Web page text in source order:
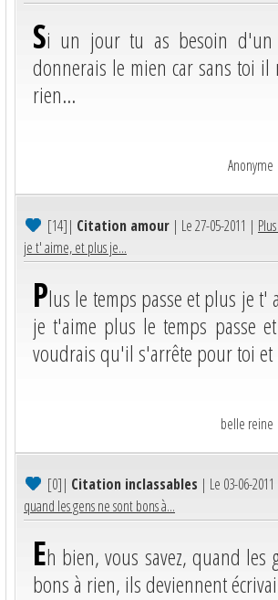
Si un jour tu as besoin d'un
donnerais le mien car sans toi il
rien...
Anonyme
[14]| Citation amour | Le 27-05-2011 |
je t' aime, et plus je...
Plus le temps passe et plus je t'
je t'aime plus le temps passe
voudrais qu'il s'arrête pour toi et
belle reine
[0]| Citation inclassables | Le 03-06-
quand les gens ne sont bons à...
Eh bien, vous savez, quand les
bons à rien, ils deviennent